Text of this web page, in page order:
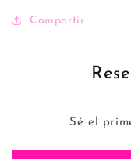
Compartir
Sé el